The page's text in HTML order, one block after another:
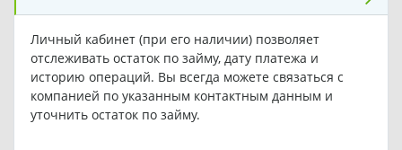
Личный кабинет (при его наличии) позволяет
отслеживать остаток по займу, дату платежа и
историю операций. Вы всегда можете связаться с
компанией по указанным контактным данным и
уточнить остаток по займу.